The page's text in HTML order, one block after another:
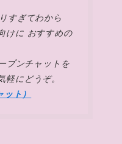
すぎてわから
けに おすすめの
プンチャットを
にどうぞ。
ト）